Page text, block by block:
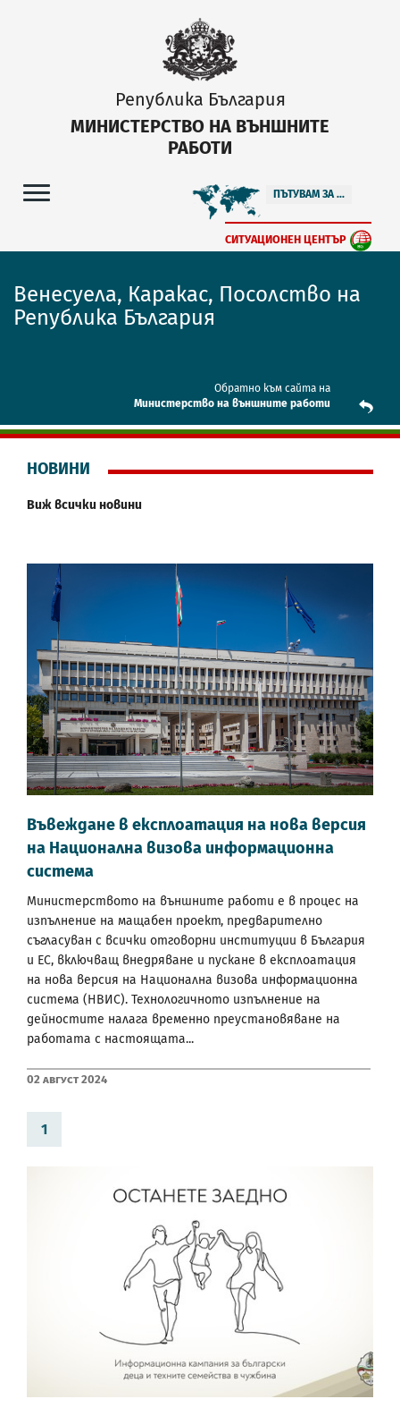
Република България
МИНИСТЕРСТВО НА ВЪНШНИТЕ
РАБОТИ
ПЪТУВАМ ЗА ...
СИТУАЦИОНЕН ЦЕНТЪР
Венесуела, Каракас, Посолство на
Република България
Обратно към сайта на
Mинистерство на външните работи
НОВИНИ
Виж всички новини
Въвеждане в експлоатация на нова версия
на Национална визова информационна
система
Министерството на външните работи е в процес на
изпълнение на мащабен проект, предварително
съгласуван с всички отговорни институции в България
и ЕС, включващ внедряване и пускане в експлоатация
на нова версия на Национална визова информационна
система (НВИС). Технологичното изпълнение на
дейностите налага временно преустановяване на
работата с настоящата...
02 Август 2024
1